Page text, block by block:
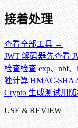
接着处理
查看全部工具 →
JWT 解码器先查看
检查检查 exp、nbf
独计算 HMAC-
Crypto 生成测试用随
USE & REVIEW